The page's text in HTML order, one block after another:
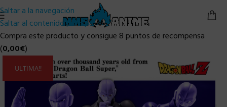
Saltar a la navegación
Saltar al contenido principal
Compra este producto y consigue 8 puntos de recompensa
(0,00€)
ULTIMA!!